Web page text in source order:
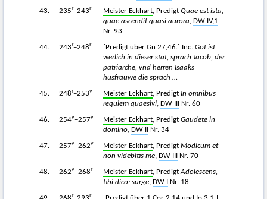
43. 235r−243r Meister Eckhart, Predigt Quae est ista,
quae ascendit quasi aurora, DW IV,1
Nr. 93
44. 243r−248r [Predigt über Gn 27,46.] Inc. Got ist
werlich in dieser stat, sprach Jacob, der
patriarche, vnd herren Isaaks
husfrauwe die sprach …
45. 248r−253v Meister Eckhart, Predigt In omnibus
requiem quaesivi, DW III Nr. 60
46. 254v−257v Meister Eckhart, Predigt Gaudete in
domino, DW II Nr. 34
47. 257v−262v Meister Eckhart, Predigt Modicum et
non videbitis me, DW III Nr. 70
48. 262v−268r Meister Eckhart, PredigtAdolescens,
tibi dico: surge, DW I Nr. 18
r r